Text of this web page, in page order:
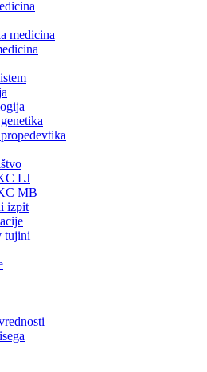
medicina
LJ
MB
izpit
tujini